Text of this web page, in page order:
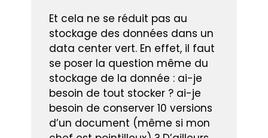
Et cela ne se réduit pas au
stockage des données dans un
data center vert. En effet, il faut
se poser la question même du
stockage de la donnée : ai-je
besoin de tout stocker ? ai-je
besoin de conserver 10 versions
d’un document (même si mon